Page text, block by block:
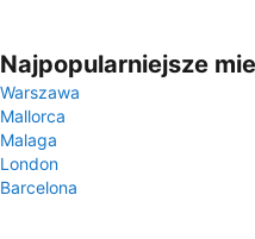
Najpopularniejsze
Warszawa
Mallorca
Malaga
London
Barcelona